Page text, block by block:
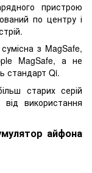
пристрою
по центру і
з MagSafe,
MagSafe, а не
стандарт Qi.
старих серій
використання
айфона